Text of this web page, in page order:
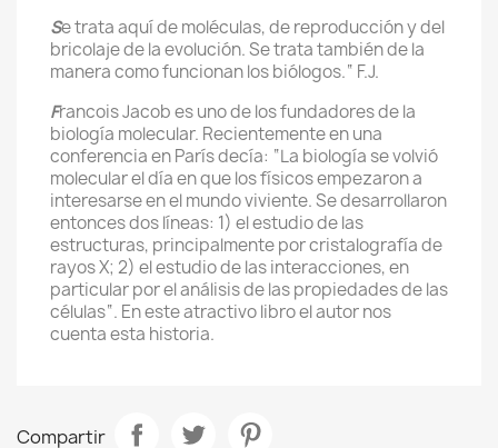
Se trata aquí de moléculas, de reproducción y del
bricolaje de la evolución. Se trata también de la
manera como funcionan los biólogos.“ F.J.
Francois Jacob es uno de los fundadores de la
biología molecular. Recientemente en una
conferencia en París decía: “La biología se volvió
molecular el día en que los físicos empezaron a
interesarse en el mundo viviente. Se desarrollaron
entonces dos líneas: 1) el estudio de las
estructuras, principalmente por cristalografía de
rayos X; 2) el estudio de las interacciones, en
particular por el análisis de las propiedades de las
células“. En este atractivo libro el autor nos
cuenta esta historia.
Compartir